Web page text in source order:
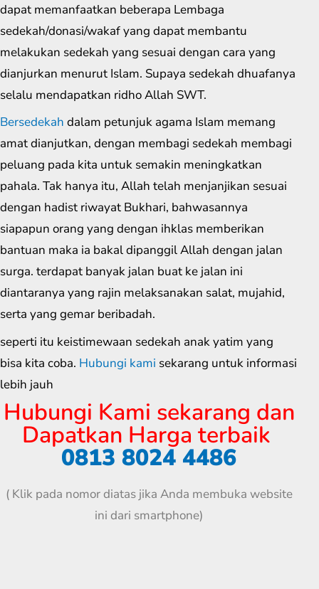
dapat memanfaatkan beberapa Lembaga
sedekah/donasi/wakaf yang dapat membantu
melakukan sedekah yang sesuai dengan cara yang
dianjurkan menurut Islam. Supaya sedekah dhuafanya
selalu mendapatkan ridho Allah SWT.
Bersedekah dalam petunjuk agama Islam memang
amat dianjutkan, dengan membagi sedekah membagi
peluang pada kita untuk semakin meningkatkan
pahala. Tak hanya itu, Allah telah menjanjikan sesuai
dengan hadist riwayat Bukhari, bahwasannya
siapapun orang yang dengan ihklas memberikan
bantuan maka ia bakal dipanggil Allah dengan jalan
surga. terdapat banyak jalan buat ke jalan ini
diantaranya yang rajin melaksanakan salat, mujahid,
serta yang gemar beribadah.
seperti itu keistimewaan sedekah anak yatim yang
bisa kita coba. Hubungi kami sekarang untuk informasi
lebih jauh
Hubungi Kami sekarang dan
Dapatkan Harga terbaik
0813 8024 4486
( Klik pada nomor diatas jika Anda membuka website
ini dari smartphone)